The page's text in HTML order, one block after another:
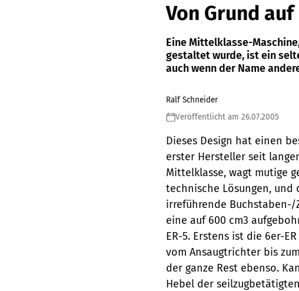
Von Grund auf
Eine Mittelklasse-
gestaltet wurde, ist ein
auch wenn der Name
Ralf Schneider
Veröffentlicht am 26.07.2005
Dieses Design hat einen
erster Hersteller seit
Mittelklasse, wagt mutige
technische Lösungen, und
irreführende
eine auf 600 cm3
ER-5. Erstens ist die 6er-
vom Ansaugtrichter bis
der ganze Rest ebenso.
Hebel der